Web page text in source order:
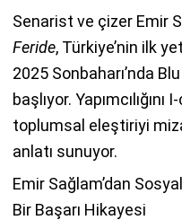
Senarist ve çizer Emir
Feride, Türkiye’nin ilk
2025 Sonbaharı’nda
başlıyor.
toplumsal eleştiriyi
anlatı sunuyor.
Emir Sağlam’dan
Bir Başarı Hikayesi